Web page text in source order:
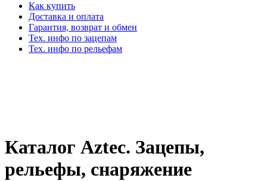
Как купить
Доставка и оплата
Гарантия, возврат и обмен
Тех. инфо по зацепам
Тех. инфо по рельефам
Каталог Aztec. Зацепы,
рельефы, снаряжение